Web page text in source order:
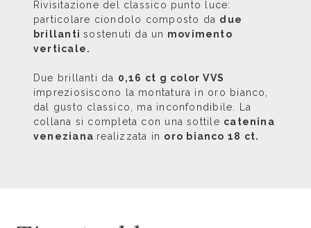
Rivisitazione del classico punto luce:
particolare ciondolo composto da due
brillantisostenuti da un movimento
verticale.
Due brillanti da 0,16 ct g color VVS
impreziosiscono la montatura in oro bianco,
dal gusto classico, ma inconfondibile. La
collana si completa con una sottile catenina
veneziana realizzata in oro bianco 18 ct.